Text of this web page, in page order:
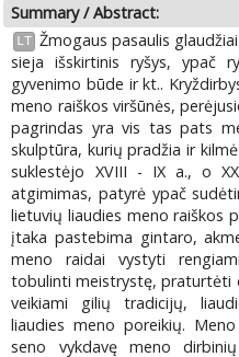
Summary / Abstract:
LT Žmogaus pasaulis
sieja išskirtinis ryšys, ypač
gyvenimo būde ir kt..
meno raiškos viršūnės,
pagrindas yra vis tas pats
skulptūra, kurių pradžia ir
suklestėjo XVIII - IX a., o
atgimimas, patyrė ypač
lietuvių liaudies meno raiškos
įtaka pastebima gintaro,
meno raidai vystyti
tobulinti meistrystę, praturtėti
veikiami gilių tradicijų,
liaudies meno poreikių.
seno vykdavę meno